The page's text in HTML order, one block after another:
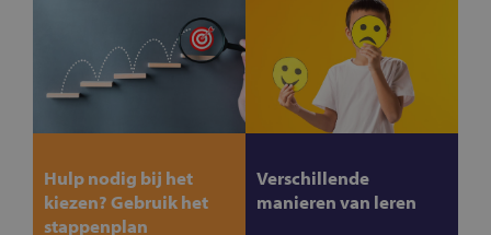
Hulp nodig bij het
kiezen? Gebruik het
stappenplan
Verschillende
manieren van leren